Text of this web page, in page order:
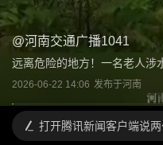
@河南交通广播1041
远离危险的地方！一名老人涉
2026-06-22 14:06 发布于河南
打开腾讯新闻客户端说两